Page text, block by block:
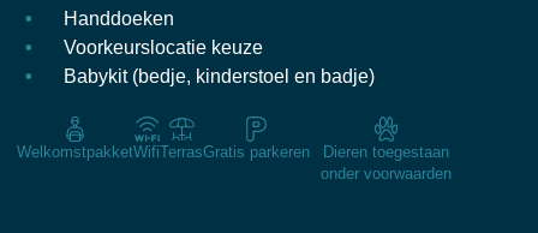
Handdoeken
Voorkeurslocatie keuze
Babykit (bedje, kinderstoel en badje)
WelkomstpakketWifiTerrasGratis parkeren
Dieren toegestaan
onder voorwaarden